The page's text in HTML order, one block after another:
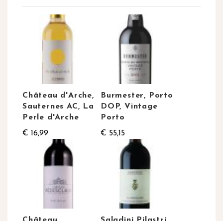
Château d'Arche,
Sauternes AC, La
Perle d'Arche
€ 16,99
Burmester, Porto
DOP, Vintage
Porto
€ 55,15